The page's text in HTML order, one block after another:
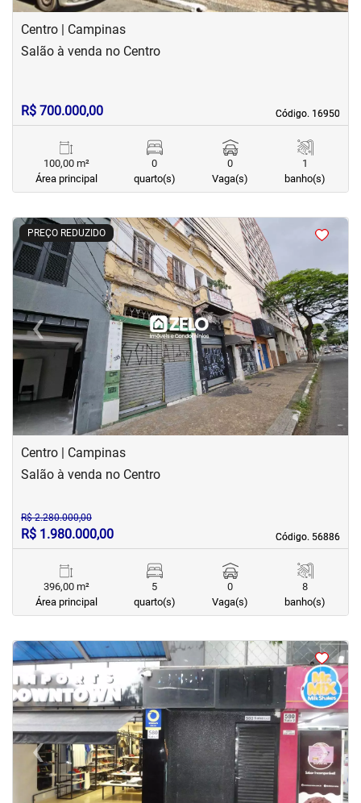
Centro | Campinas
Código. 16950
Código. 16950
Salão à venda no Centro
R$ 700.000,00
100,00 m²
Área principal
0
quarto(s)
0
Vaga(s)
1
banho(s)
PREÇO REDUZIDO
< <<<
‹Previous ›Next
Centro | Campinas
Código. 56886
Código. 56886
Salão à venda no Centro
R$ 2.280.000,00
R$ 1.980.000,00
396,00 m²
Área principal
5
quarto(s)
0
Vaga(s)
8
banho(s)
<<<<
‹Previous ›Next